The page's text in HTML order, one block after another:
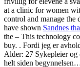
at a clinic for women
control and manage the
have shown Sandnes
the – This technology
buy. . Fordi jeg er
Alder: 27 Sykepleier
helt siden